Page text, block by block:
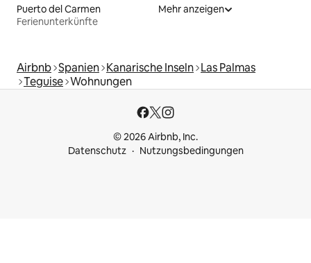
Puerto del Carmen
Ferienunterkünfte
Mehr anzeigen
Airbnb Spanien Kanarische Inseln Las Palmas
Teguise Wohnungen
© 2026 Airbnb, Inc.
Datenschutz
Nutzungsbedingungen